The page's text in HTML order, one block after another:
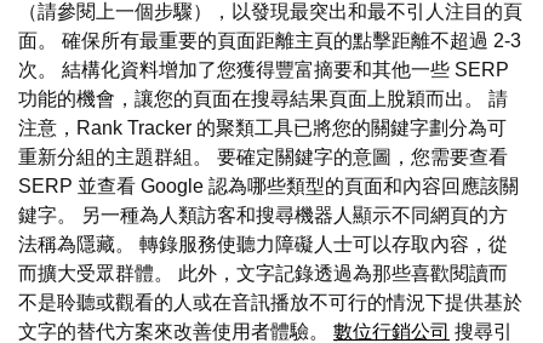
（請參閱上一個步驟），以發現最突出和最不引人注目的頁
面。 確保所有最重要的頁面距離主頁的點擊距離不超過 2-3
次。 結構化資料增加了您獲得豐富摘要和其他一些 SERP
功能的機會，讓您的頁面在搜尋結果頁面上脫穎而出。 請
注意，Rank Tracker 的聚類工具已將您的關鍵字劃分為可
重新分組的主題群組。 要確定關鍵字的意圖，您需要查看
SERP 並查看 Google 認為哪些類型的頁面和內容回應該關
鍵字。 另一種為人類訪客和搜尋機器人顯示不同網頁的方
法稱為隱藏。 轉錄服務使聽力障礙人士可以存取內容，從
而擴大受眾群體。 此外，文字記錄透過為那些喜歡閱讀而
不是聆聽或觀看的人或在音訊播放不可行的情況下提供基於
文字的替代方案來改善使用者體驗。 數位行銷公司 搜尋引